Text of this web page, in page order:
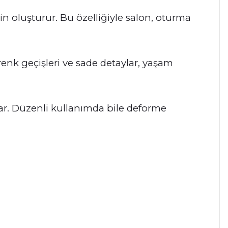
oluşturur. Bu özelliğiyle salon, oturma
geçişleri ve sade detaylar, yaşam
Düzenli kullanımda bile deforme